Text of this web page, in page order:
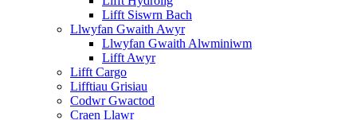
Lifft Siswrn Bach
Llwyfan Gwaith Awyr
Llwyfan Gwaith Alwminiwm
Lifft Awyr
Lifft Cargo
Lifftiau Grisiau
Codwr Gwactod
Craen Llawr